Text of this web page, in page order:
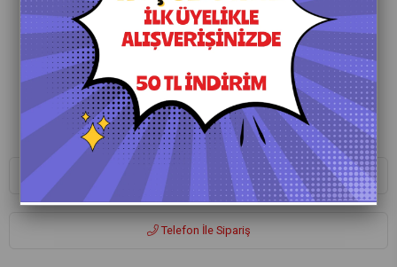
Whatsapp ile Sipariş
Telefon İle Sipariş